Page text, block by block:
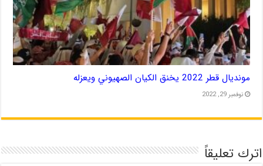
مونديال قطر 2022 يخنق الكيان الصهيوني ويعزله
نوفمبر 29, 2022
اترك تعليقاً